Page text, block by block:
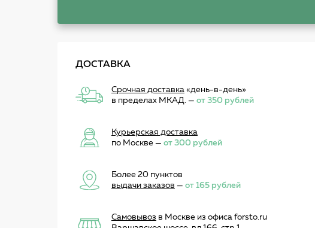
ДОСТАВКА
Срочная доставка «день-в-день»
в пределах МКАД. — от 350 рублей
Курьерская доставка
по Москве — от 300 рублей
Более 20 пунктов
выдачи заказов — от 165 рублей
Самовывоз в Москве из офиса forsto.ru